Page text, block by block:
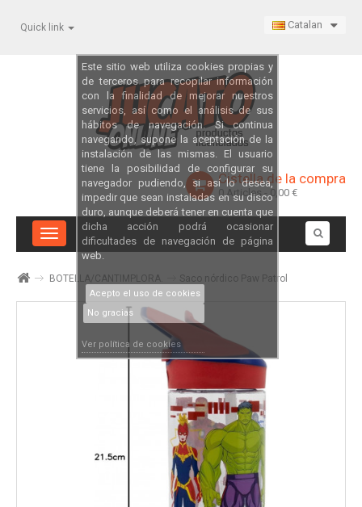
Este sitio web utiliza cookies propias y
de terceros para recopilar información
con la finalidad de mejorar nuestros
servicios, así como el análisis de sus
hábitos de navegación. Si continua
navegando, supone la aceptación de la
instalación de las mismas. El usuario
tiene la posibilidad de configurar su
navegador pudiendo, si así lo desea,
impedir que sean instaladas en su disco
duro, aunque deberá tener en cuenta que
dicha acción podrá ocasionar
dificultades de navegación de página
web.
Acepto el uso de cookies
No gracias
Ver política de cookies
Catalan
Quick link
Cistella de la compra
0Articles - 0,00 €
Toggle
navigation
BOTELLA/CANTIMPLORA. Saco nórdico Paw Patrol